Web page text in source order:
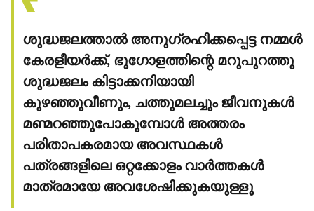
ശുദ്ധജലത്താല്‍ അനുഗ്രഹിക്കപ്പെട്ട നമ്മള്‍
കേരളീയര്‍ക്ക്, ഭൂഗോളത്തിന്റെ മറുപുറത്തു
ശുദ്ധജലം കിട്ടാക്കനിയായി
കുഴഞ്ഞുവീണും, ചത്തുമലച്ചും ജീവനുകള്‍
മണ്മറഞ്ഞുപോകുമ്പോള്‍ അത്തരം
പരിതാപകരമായ അവസ്ഥകള്‍
പത്രങ്ങളിലെ ഒറ്റക്കോളം വാര്‍ത്തകള്‍
മാത്രമായേ അവശേഷിക്കുകയുള്ളൂ